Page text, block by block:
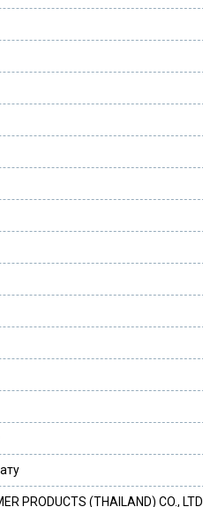
PRODUCTS (THAILAND) CO., LTD